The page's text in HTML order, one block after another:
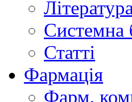
Системна
Статті
Фармація
Фарм.